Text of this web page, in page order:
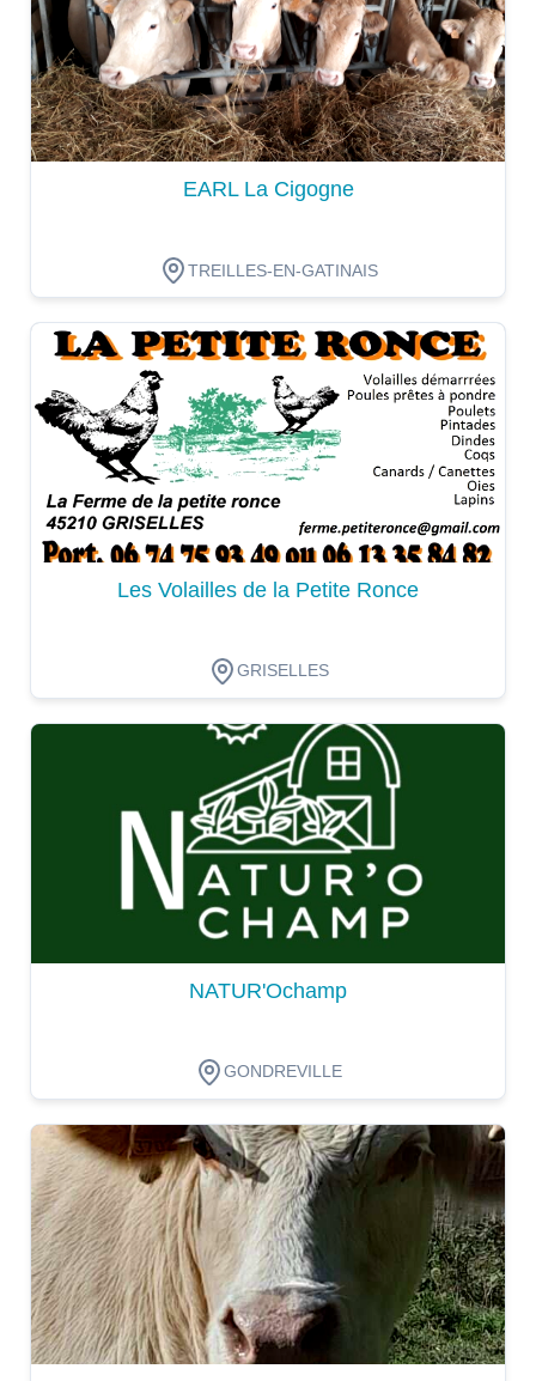
EARL La Cigogne
TREILLES-EN-GATINAIS
Dégustation
Les Volailles de la Petite Ronce
GRISELLES
NATUR'Ochamp
GONDREVILLE
Dégustation